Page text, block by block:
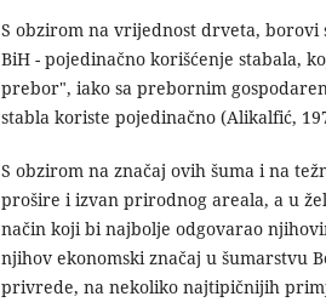
S obzirom na vrijednost drveta,
BiH - pojedinačno korišćenje stabala,
prebor", iako sa prebornim
stabla koriste pojedinačno (Alikalfić,
S obzirom na značaj ovih šuma i na
prošire i izvan prirodnog areala, a u
način koji bi najbolje odgovarao
njihov ekonomski značaj u šumarstvu
privrede, na nekoliko najtipičnijih